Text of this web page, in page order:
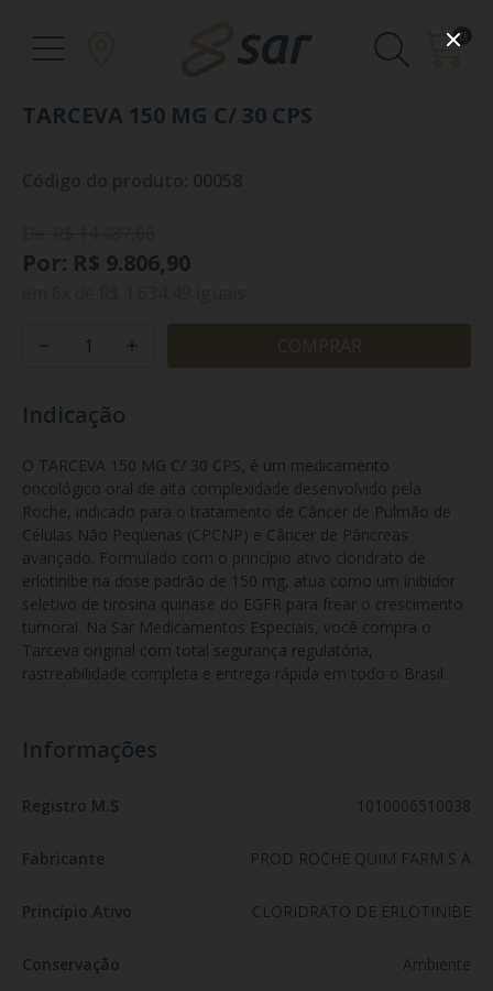
0
TARCEVA 150 MG C/ 30 CPS
Por: R$ 9.806,90
Indicação
O TARCEVA 150 MG C/ 30 CPS, é um medicamento
oncológico oral de alta complexidade desenvolvido pela
Roche, indicado para o tratamento de Câncer de Pulmão de
Células Não Pequenas (CPCNP) e Câncer de Pâncreas
avançado. Formulado com o princípio ativo cloridrato de
erlotinibe na dose padrão de 150 mg, atua como um inibidor
seletivo de tirosina quinase do EGFR para frear o crescimento
tumoral. Na Sar Medicamentos Especiais, você compra o
Tarceva original com total segurança regulatória,
rastreabilidade completa e entrega rápida em todo o Brasil.
Informações
Registro M.S 1010006510038
Fabricante PROD ROCHE QUIM FARM S A
Princípio Ativo CLORIDRATO DE ERLOTINIBE
Conservação Ambiente